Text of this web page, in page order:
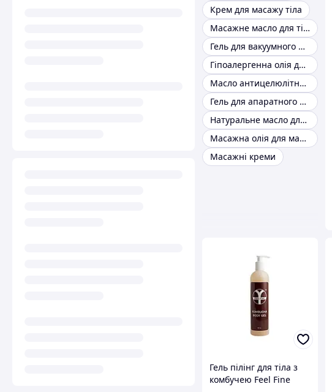
Крем для масажу тіла
Масажне масло для тіла
Гель для вакуумного масажу
Гіпоалергенна олія для масажу
Масло антицелюлітний масаж
Гель для апаратного масажу
Натуральне масло для масажу
Масажна олія для масажу спини
Масажні креми
Гель пілінг для тіла з
комбучею Feel Fine